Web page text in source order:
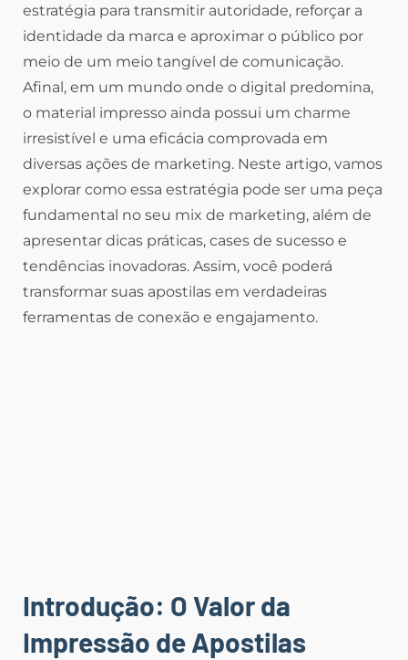
estratégia para transmitir autoridade, reforçar a
identidade da marca e aproximar o público por
meio de um meio tangível de comunicação.
Afinal, em um mundo onde o digital predomina,
o material impresso ainda possui um charme
irresistível e uma eficácia comprovada em
diversas ações de marketing. Neste artigo, vamos
explorar como essa estratégia pode ser uma peça
fundamental no seu mix de marketing, além de
apresentar dicas práticas, cases de sucesso e
tendências inovadoras. Assim, você poderá
transformar suas apostilas em verdadeiras
ferramentas de conexão e engajamento.
Introdução: O Valor da
Impressão de Apostilas